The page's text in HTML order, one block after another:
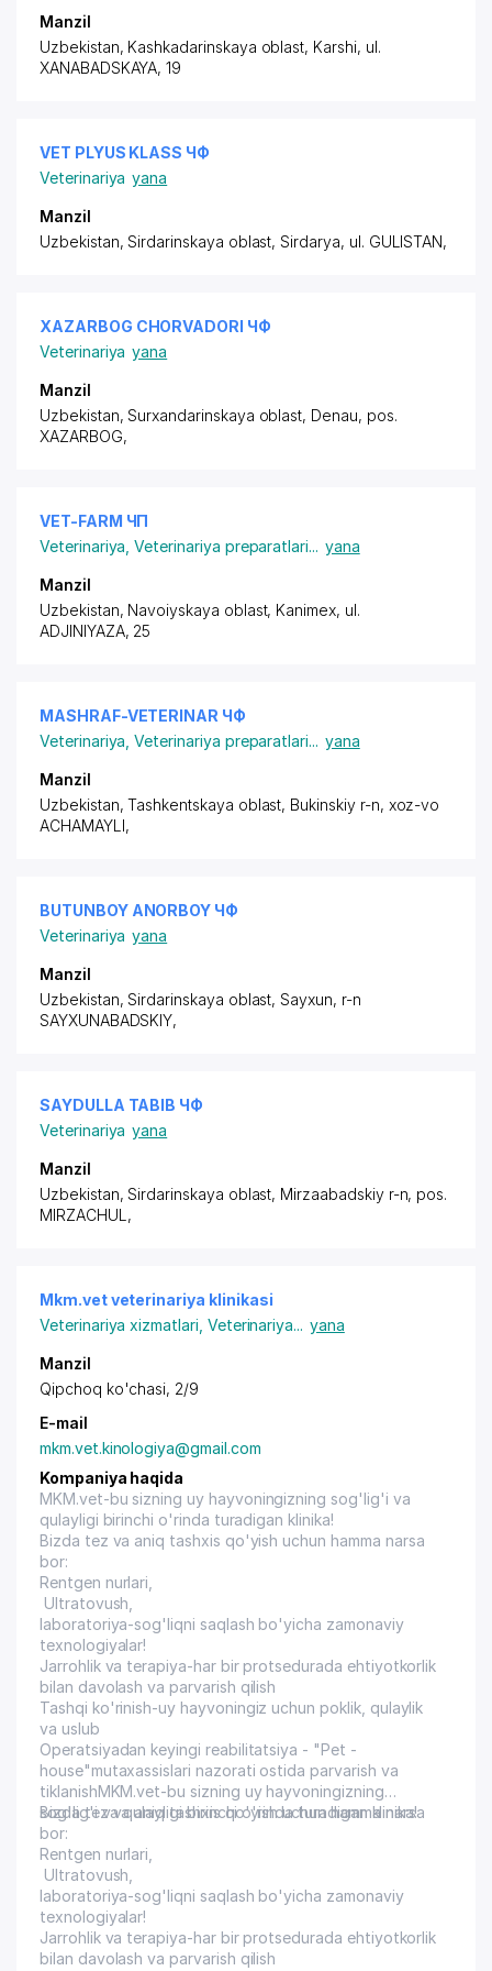
Manzil
Uzbekistan, Kashkadarinskaya oblast, Karshi, ul.
XANABADSKAYA, 19
VET PLYUS KLASS ЧФ
Veterinariya yana
Manzil
Uzbekistan, Sirdarinskaya oblast, Sirdarya, ul. GULISTAN,
XAZARBOG CHORVADORI ЧФ
Veterinariya yana
Manzil
Uzbekistan, Surxandarinskaya oblast, Denau, pos.
XAZARBOG,
VET-FARM ЧП
Veterinariya ,Veterinariya preparatlari... yana
Manzil
Uzbekistan, Navoiyskaya oblast, Kanimex, ul.
ADJINIYAZA, 25
MASHRAF-VETERINAR ЧФ
Veterinariya ,Veterinariya preparatlari... yana
Manzil
Uzbekistan, Tashkentskaya oblast, Bukinskiy r-n, xoz-vo
ACHAMAYLI,
BUTUNBOY ANORBOY ЧФ
Veterinariya yana
Manzil
Uzbekistan, Sirdarinskaya oblast, Sayxun, r-n
SAYXUNABADSKIY,
SAYDULLA TABIB ЧФ
Veterinariya yana
Manzil
Uzbekistan, Sirdarinskaya oblast, Mirzaabadskiy r-n, pos.
MIRZACHUL ,
Mkm.vet veterinariya klinikasi
Veterinariya xizmatlari Veterinariya... yana
Manzil
Qipchoq ko'chasi, 2/9
E-mail
mkm.vet.kinologiya@gmail.com
Kompaniya haqida
MKM.vet-bu sizning uy hayvoningizning sog'lig'i va
qulayligi birinchi o'rinda turadigan klinika!
Bizda tez va aniq tashxis qo'yish uchun hamma narsa
bor:
Rentgen nurlari,
Ultratovush,
laboratoriya-sog'liqni saqlash bo'yicha zamonaviy
texnologiyalar!
Jarrohlik va terapiya-har bir protsedurada ehtiyotkorlik
bilan davolash va parvarish qilish
Tashqi ko'rinish-uy hayvoningiz uchun poklik, qulaylik
va uslub
Operatsiyadan keyingi reabilitatsiya - "Pet -
house"mutaxassislari nazorati ostida parvarish va
tiklanishMKM.vet-bu sizning uy hayvoningizning
sog'lig'i va qulayligi birinchi o'rinda turadigan klinika!
Bizda tez va aniq tashxis qo'yish uchun hamma narsa
bor:
Rentgen nurlari,
Ultratovush,
laboratoriya-sog'liqni saqlash bo'yicha zamonaviy
texnologiyalar!
Jarrohlik va terapiya-har bir protsedurada ehtiyotkorlik
bilan davolash va parvarish qilish